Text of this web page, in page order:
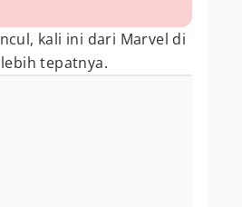
kali ini dari Marvel di
lebih tepatnya.